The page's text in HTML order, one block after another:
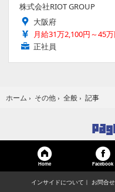
株式会社RIOT GROUP
大阪府
月給31万2,100円～45
正社員
ホーム › その他 › 全般 › 記事
Home Facebook
インサイドについて お問合せ